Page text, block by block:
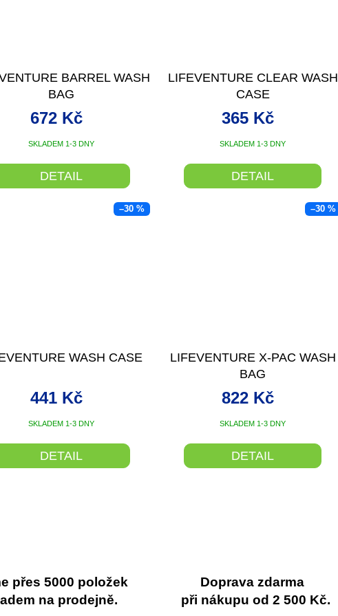
BARREL WASH
BAG
SKLADEM 1-3 DNY
672 Kč
DETAIL
LIFEVENTURE CLEAR WASH
CASE
SKLADEM 1-3 DNY
365 Kč
DETAIL
–30 %
WASH CASE
SKLADEM 1-3 DNY
441 Kč
DETAIL
–30 %
LIFEVENTURE X-PAC WASH
BAG
SKLADEM 1-3 DNY
822 Kč
DETAIL
í
p
přes 5000 položek
na prodejně.
Doprava zdarma
při nákupu od 2 500 Kč.